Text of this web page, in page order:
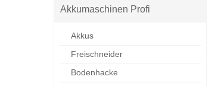
Akkumaschinen Profi
Akkus
Freischneider
Bodenhacke